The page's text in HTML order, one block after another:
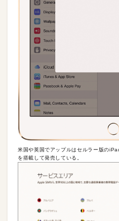
米国や英国でアップルはセルラー版の
を搭載して発売している。